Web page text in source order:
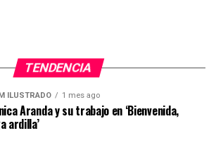
TENDENCIA
ILUSTRADO 1 mes ago
Aranda y su trabajo en ‘Bienvenida,
ardilla’